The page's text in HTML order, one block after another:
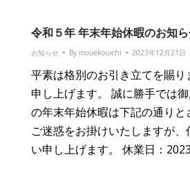
令和５年 年末年始休暇のお知
お知らせ By inouekouichi 2023年12月21日
平素は格別のお引き立てを賜
申し上げます。 誠に勝手では
の年末年始休暇は下記の通りと
ご迷惑をお掛けいたしますが
い申し上げます。 休業日：